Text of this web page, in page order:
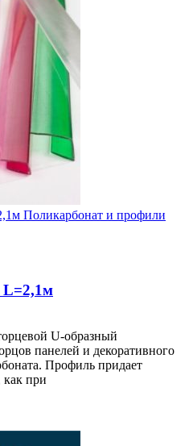
L=2,1м
U-образный
панелей и декоративного
Профиль придает
как при